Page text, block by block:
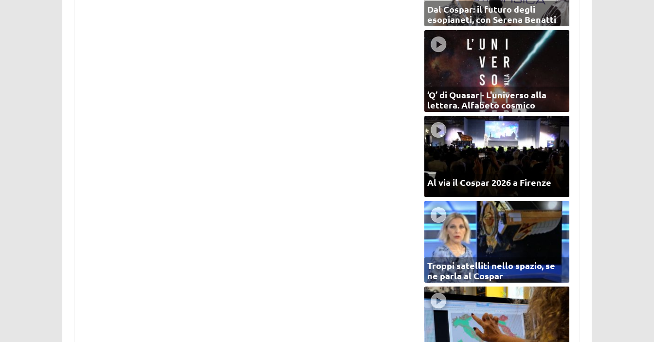
Dal Cospar: il futuro degli
esopianeti, con Serena Benatti
‘Q’ di Quasar - L'universo alla
lettera. Alfabeto cosmico
Al via il Cospar 2026 a Firenze
Troppi satelliti nello spazio, se
ne parla al Cospar